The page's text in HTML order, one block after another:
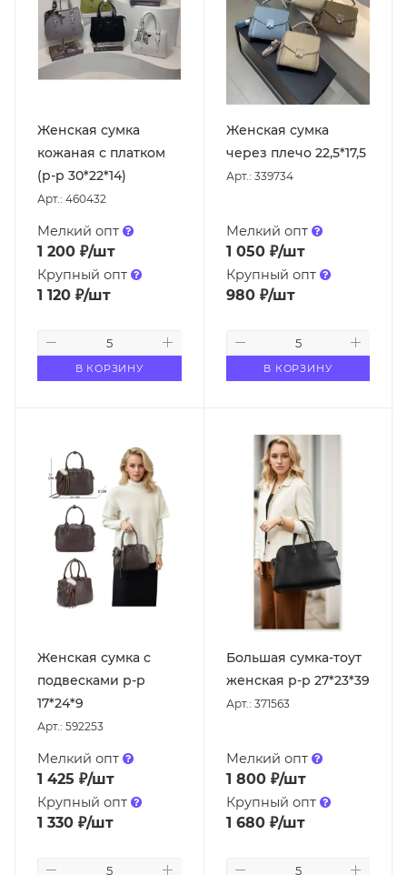
Женская сумка
кожаная с платком
(р-р 30*22*14)
Арт.: 460432
Мелкий опт
1 200 ₽/шт
Крупный опт
1 120 ₽/шт
В КОРЗИНУ
Женская сумка
через плечо 22,5*17,5
Арт.: 339734
Мелкий опт
1 050₽/шт
Крупный опт
980₽/шт
В КОРЗИНУ
Женская сумка с
подвесками р-р
17*24*9
Арт.: 592253
Мелкий опт
1 425 ₽/шт
Крупный опт
1 330 ₽/шт
Большая сумка-тоут
женская р-р 27*23*39
Арт.: 371563
Мелкий опт
1 800₽/шт
Крупный опт
1 680₽/шт